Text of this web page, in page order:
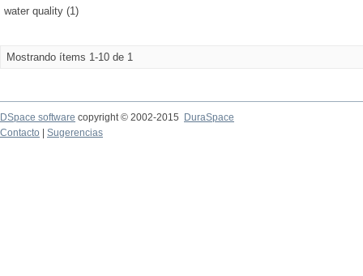
water quality (1)
Mostrando ítems 1-10 de 1
DSpace software copyright © 2002-2015
DuraSpace
Contacto
Sugerencias